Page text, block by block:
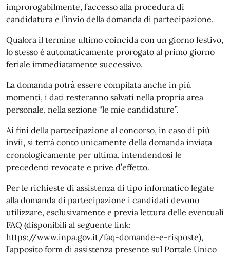
improrogabilmente, l’accesso alla procedura di
candidatura e l’invio della domanda di partecipazione.
Qualora il termine ultimo coincida con un giorno festivo,
lo stesso è automaticamente prorogato al primo giorno
feriale immediatamente successivo.
La domanda potrà essere compilata anche in più
momenti, i dati resteranno salvati nella propria area
personale, nella sezione “le mie candidature”.
Ai fini della partecipazione al concorso, in caso di più
invii, si terrà conto unicamente della domanda inviata
cronologicamente per ultima, intendendosi le
precedenti revocate e prive d’effetto.
Per le richieste di assistenza di tipo informatico legate
alla domanda di partecipazione i candidati devono
utilizzare, esclusivamente e previa lettura delle eventuali
FAQ (disponibili al seguente link:
https://www.inpa.gov.it/faq-domande-e-risposte),
l’apposito form di assistenza presente sul Portale Unico